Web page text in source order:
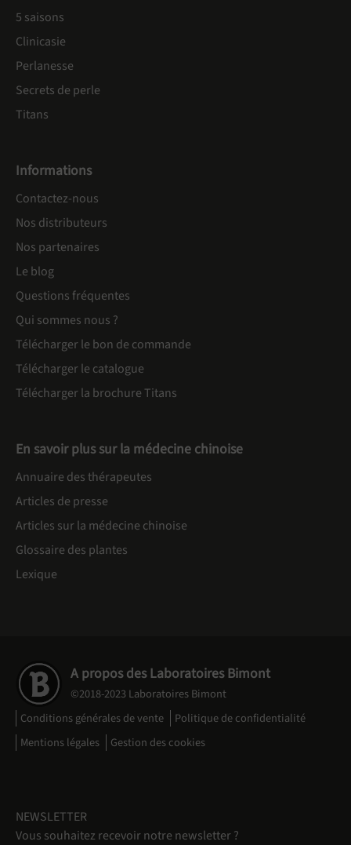
5 saisons
Clinicasie
Perlanesse
Secrets de perle
Titans
Informations
Contactez-nous
Nos distributeurs
Nos partenaires
Le blog
Questions fréquentes
Qui sommes nous ?
Télécharger le bon de commande
Télécharger le catalogue
Télécharger la brochure Titans
En savoir plus sur la médecine chinoise
Annuaire des thérapeutes
Articles de presse
Articles sur la médecine chinoise
Glossaire des plantes
Lexique
A propos des Laboratoires Bimont
©2018-2023 Laboratoires Bimont
Conditions générales de vente
Politique de confidentialité
Mentions légales
Gestion des cookies
NEWSLETTER
Vous souhaitez recevoir notre newsletter ?